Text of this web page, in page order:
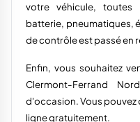
votre véhicule, toutes
batterie, pneumatiques,
de contrôle est passé en
Enfin, vous souhaitez
Clermont-Ferrand
d'occasion. Vous pouvez
ligne gratuitement.